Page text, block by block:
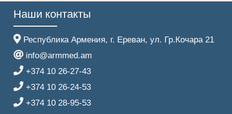
Наши контакты
Республика Армения, г. Ереван, ул. Гр.Кочара 21
info@armmed.am
+374 10 26-27-43
+374 10 26-24-53
+374 10 28-95-53